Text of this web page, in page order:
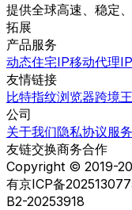
提供全球高速、稳定
拓展
产品服务
动态住宅IP移动代理IP
友情链接
比特指纹浏览器跨境
公司
关于我们隐私协议服
友链交换商务合作
Copyright © 2019-
有京ICP备
B2-20253918